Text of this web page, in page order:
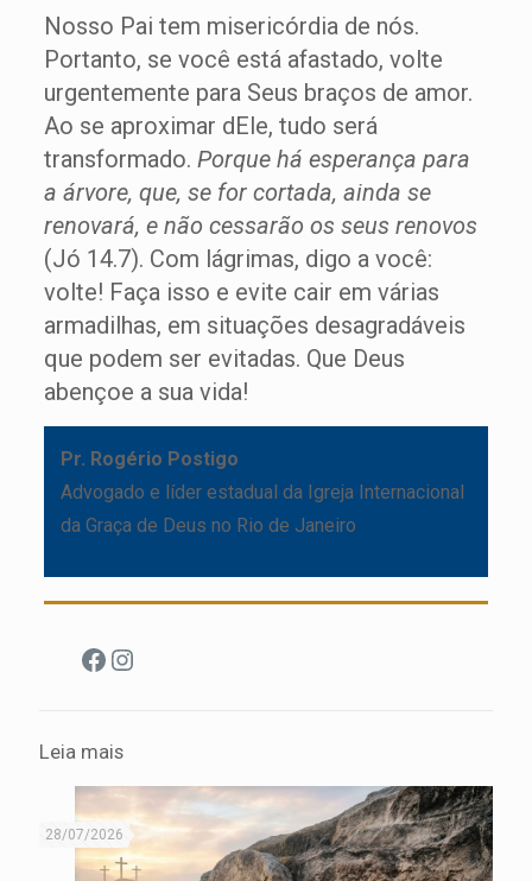
Nosso Pai tem misericórdia de nós.
Portanto, se você está afastado, volte
urgentemente para Seus braços de amor.
Ao se aproximar dEle, tudo será
transformado. Porque há esperança para
a árvore, que, se for cortada, ainda se
renovará, e não cessarão os seus renovos
(Jó 14.7). Com lágrimas, digo a você:
volte! Faça isso e evite cair em várias
armadilhas, em situações desagradáveis
que podem ser evitadas. Que Deus
abençoe a sua vida!
Pr. Rogério Postigo
Advogado e líder estadual da Igreja Internacional
da Graça de Deus no Rio de Janeiro
Facebook
Instagram
Leia mais
28/07/2026